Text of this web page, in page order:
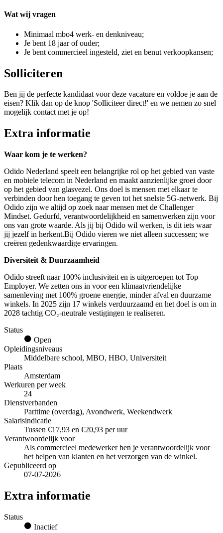
Wat wij vragen
Minimaal mbo4 werk- en denkniveau;
Je bent 18 jaar of ouder;
Je bent commercieel ingesteld, ziet en benut verkoopkansen;
Solliciteren
Ben jij de perfecte kandidaat voor deze vacature en voldoe je aan de
eisen? Klik dan op de knop 'Solliciteer direct!' en we nemen zo snel
mogelijk contact met je op!
Extra informatie
Waar kom je te werken?
Odido Nederland speelt een belangrijke rol op het gebied van vaste
en mobiele telecom in Nederland en maakt aanzienlijke groei door
op het gebied van glasvezel. Ons doel is mensen met elkaar te
verbinden door hen toegang te geven tot het snelste 5G-netwerk. Bij
Odido zijn we altijd op zoek naar mensen met de Challenger
Mindset. Gedurfd, verantwoordelijkheid en samenwerken zijn voor
ons van grote waarde. Als jij bij Odido wil werken, is dit iets waar
jij jezelf in herkent.Bij Odido vieren we niet alleen successen; we
creëren gedenkwaardige ervaringen.
Diversiteit & Duurzaamheid
Odido streeft naar 100% inclusiviteit en is uitgeroepen tot Top
Employer. We zetten ons in voor een klimaatvriendelijke
samenleving met 100% groene energie, minder afval en duurzame
winkels. In 2025 zijn 17 winkels verduurzaamd en het doel is om in
2028 tachtig CO₂-neutrale vestigingen te realiseren.
Status
Open
Opleidingsniveaus
Middelbare school, MBO, HBO, Universiteit
Plaats
Amsterdam
Werkuren per week
24
Dienstverbanden
Parttime (overdag), Avondwerk, Weekendwerk
Salarisindicatie
Tussen €17,93 en €20,93 per uur
Verantwoordelijk voor
Als commercieel medewerker ben je verantwoordelijk voor
het helpen van klanten en het verzorgen van de winkel.
Gepubliceerd op
07-07-2026
Extra informatie
Status
Inactief